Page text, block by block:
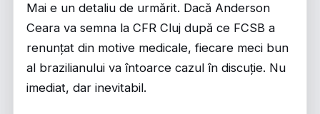
Mai e un detaliu de urmărit. Dacă Anderson
Ceara va semna la CFR Cluj după ce FCSB a
renunțat din motive medicale, fiecare meci bun
al brazilianului va întoarce cazul în discuție. Nu
imediat, dar inevitabil.